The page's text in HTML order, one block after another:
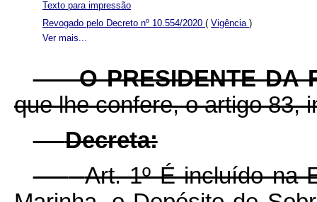
Ver mais...
Texto para impressão
Revogado pelo Decreto nº 10.554/2020 ( Vigência )
O PRESIDENTE DA
que lhe confere, o artigo 83,
Decreta:
Art. 1º É incluído na